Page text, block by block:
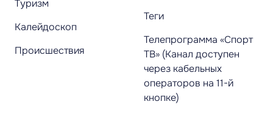
Туризм
Калейдоскоп
Происшествия
Теги
Телепрограмма «Спорт
ТВ» (Канал доступен
через кабельных
операторов на 11-й
кнопке)